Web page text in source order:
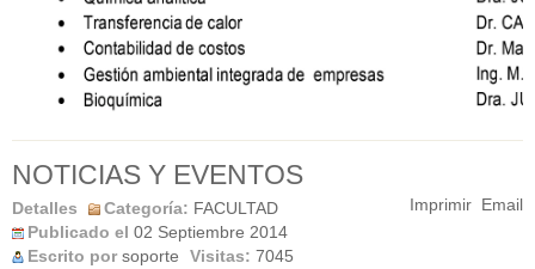
NOTICIAS Y EVENTOS
Detalles Categoría: FACULTAD
Publicado el 02 Septiembre 2014
Escrito por soporte Visitas: 7045
Imprimir Email